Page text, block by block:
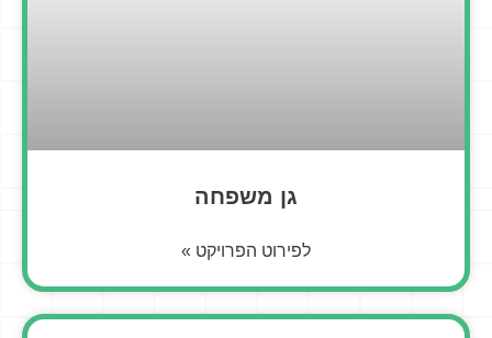
גן משפחה
לפירוט הפרויקט »